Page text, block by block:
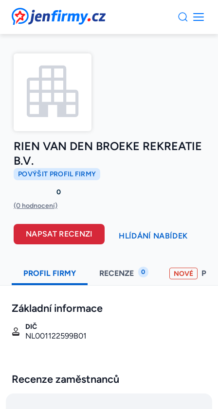
JenFirmy.cz
RIEN VAN DEN BROEKE REKREATIE
B.V.
POVÝŠIT PROFIL FIRMY
0
(0 hodnocení)
NAPSAT RECENZI HLÍDÁNÍ NABÍDEK
PROFIL FIRMY RECENZE 0 NOVÉ
Základní informace
DIČ
NL001122599B01
Recenze zaměstnanců